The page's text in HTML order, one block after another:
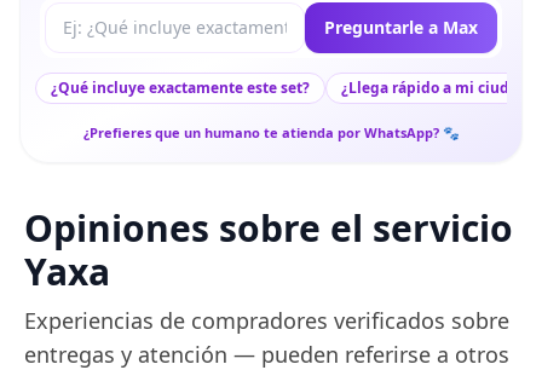
Tu pregunta a Max Preguntarle a Max
¿Qué incluye exactamente este set? ¿Llega rápido a mi ciudad?
¿Prefieres que un humano te atienda por WhatsApp? 🐾
Opiniones sobre el servicio
Yaxa
Experiencias de compradores verificados sobre
entregas y atención — pueden referirse a otros